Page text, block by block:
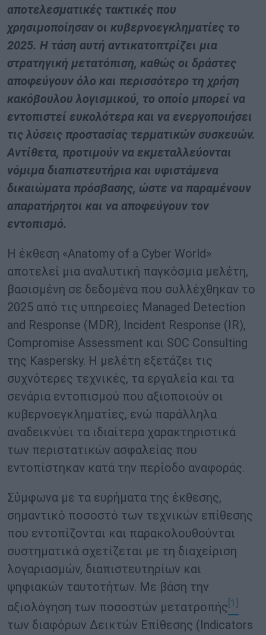
αποτελεσματικές τακτικές που
χρησιμοποίησαν οι κυβερνοεγκληματίες το
2025. Η τάση αυτή αντικατοπτρίζει μια
στρατηγική μετατόπιση, καθώς οι δράστες
αποφεύγουν όλο και περισσότερο τη χρήση
κακόβουλου λογισμικού, το οποίο μπορεί να
εντοπιστεί ευκολότερα και να ενεργοποιήσει
τις λύσεις προστασίας τερματικών συσκευών.
Αντίθετα, προτιμούν να εκμεταλλεύονται
νόμιμα διαπιστευτήρια και υφιστάμενα
δικαιώματα πρόσβασης, ώστε να παραμένουν
απαρατήρητοι και να αποφεύγουν τον
εντοπισμό.
Η έκθεση «Anatomy of a Cyber World»
αποτελεί μια αναλυτική παγκόσμια μελέτη,
βασισμένη σε δεδομένα που συλλέχθηκαν το
2025 από τις υπηρεσίες Managed Detection
and Response (MDR), Incident Response (IR),
Compromise Assessment και SOC Consulting
της Kaspersky. Η μελέτη εξετάζει τις
συχνότερες τεχνικές, τα εργαλεία και τα
σενάρια εντοπισμού που αξιοποιούν οι
κυβερνοεγκληματίες, ενώ παράλληλα
αναδεικνύει τα ιδιαίτερα χαρακτηριστικά
των περιστατικών ασφαλείας που
εντοπίστηκαν κατά την περίοδο αναφοράς.
Σύμφωνα με τα ευρήματα της έκθεσης,
σημαντικό ποσοστό των τεχνικών επίθεσης
που εντοπίζονται και παρακολουθούνται
συστηματικά σχετίζεται με τη διαχείριση
λογαριασμών, διαπιστευτηρίων και
ψηφιακών ταυτοτήτων. Με βάση την
αξιολόγηση των ποσοστών μετατροπής [1]
των διαφόρων Δεικτών Επίθεσης (Indicators